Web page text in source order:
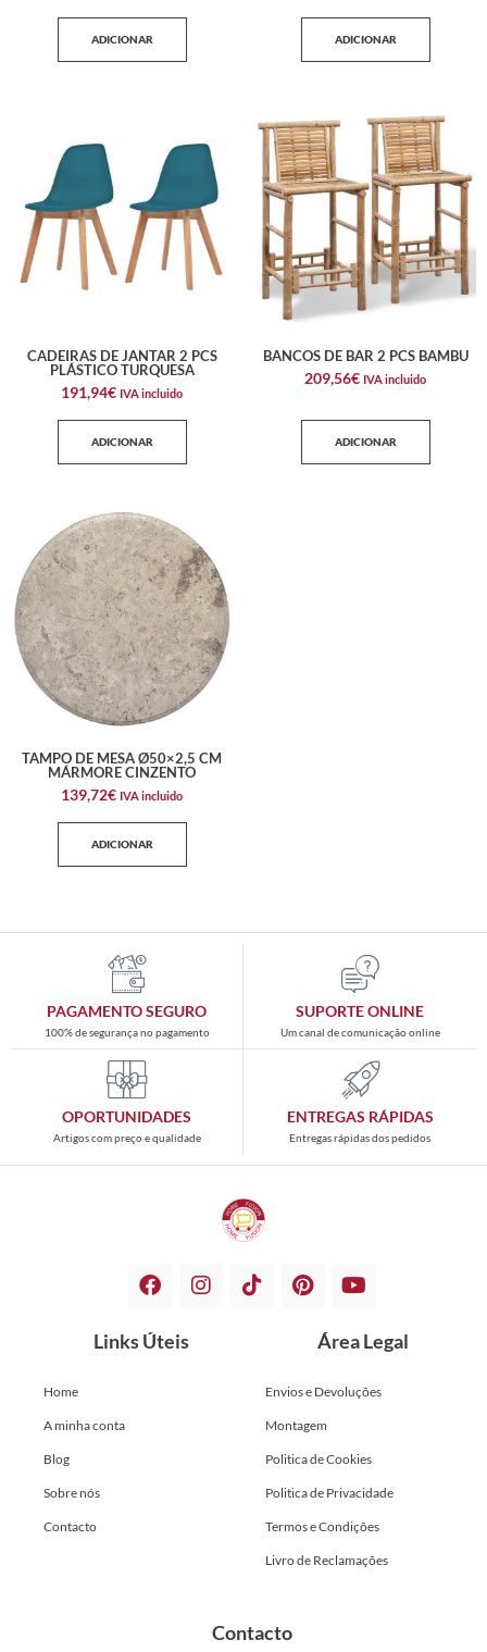
ADICIONAR ADICIONAR
CADEIRAS DE JANTAR 2 PCS
PLÁSTICO TURQUESA
191,94€ IVA incluido
ADICIONAR
BANCOS DE BAR 2 PCS BAMBU
209,56€ IVA incluido
ADICIONAR
TAMPO DE MESA Ø50×2,5 CM
MÁRMORE CINZENTO
139,72€ IVA incluido
ADICIONAR
PAGAMENTO SEGURO
100% de segurança no pagamento
SUPORTE ONLINE
Um canal de comunicação online
OPORTUNIDADES
Artigos com preço e qualidade
ENTREGAS RÁPIDAS
Entregas rápidas dos pedidos
Links Úteis
Home
A minha conta
Blog
Sobre nós
Contacto
Área Legal
Envios e Devoluções
Montagem
Politica de Cookies
Politica de Privacidade
Termos e Condições
Livro de Reclamações
Contacto